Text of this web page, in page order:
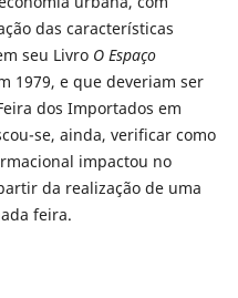
das características
seu Livro O Espaço
1979, e que deveriam ser
dos Importados em
se, ainda, verificar como
impactou no
da realização de uma
feira.